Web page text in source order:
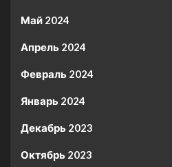
Май 2024
Апрель 2024
Февраль 2024
Январь 2024
Декабрь 2023
Октябрь 2023